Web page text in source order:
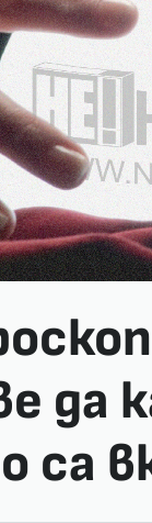
да
са